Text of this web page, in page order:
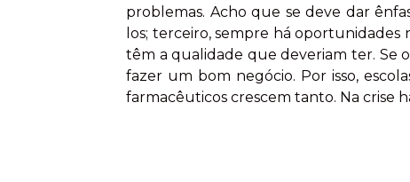
problemas. Acho que se deve dar
los; terceiro, sempre há oportunidades
têm a qualidade que deveriam ter. Se
fazer um bom negócio. Por isso,
farmacêuticos crescem tanto. Na crise